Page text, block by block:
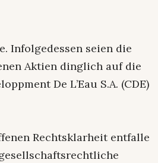
Infolgedessen seien die
Aktien dinglich auf die
De L’Eau S.A. (CDE)
Rechtsklarheit entfalle